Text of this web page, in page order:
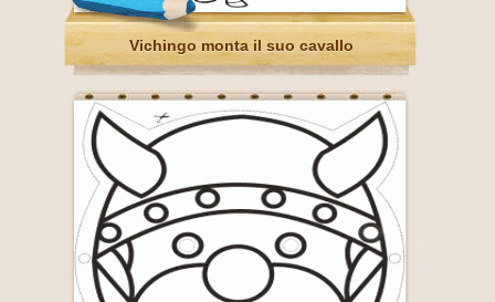
Vichingo monta il suo cavallo